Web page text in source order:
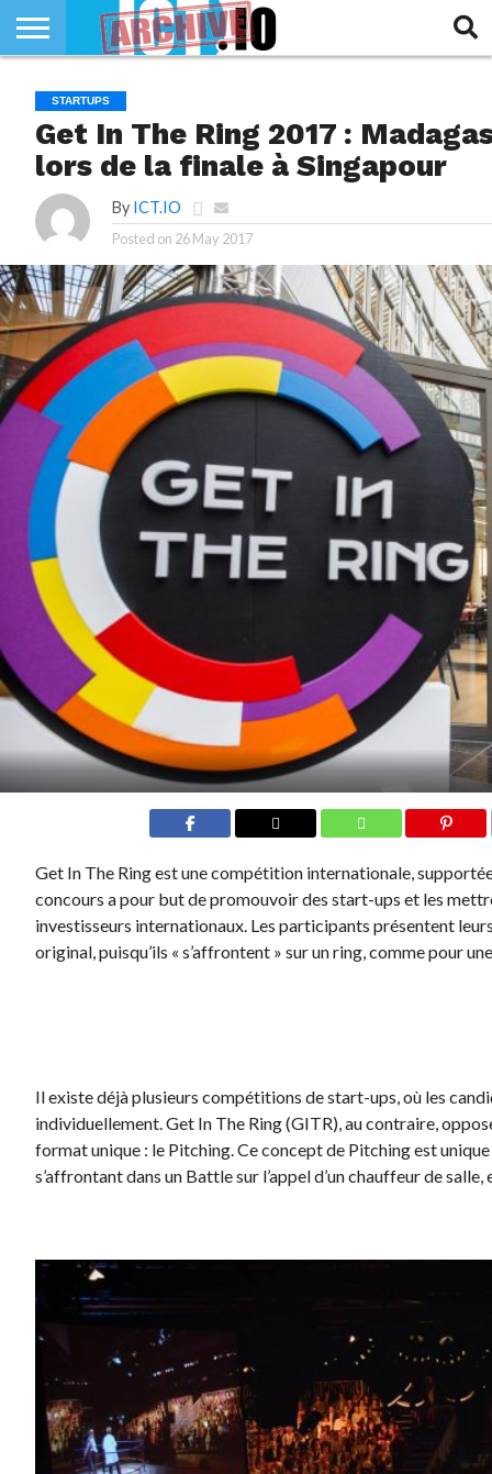
SECTEUR
TECH
LIFE
RUBRIQUES
STARTUPS
Get In The Ring 2017 :
lors de la finale à Singapour
By ICT.IO
Posted on 26 May 2017
Get In The Ring est une compétition internationale,
concours a pour but de promouvoir des start-ups et les
investisseurs internationaux. Les participants présentent
original, puisqu’ils « s’affrontent » sur un ring, comme pour
Il existe déjà plusieurs compétitions de start-ups, où les
individuellement. Get In The Ring (GITR), au contraire,
format unique : le Pitching. Ce concept de Pitching est
s’affrontant dans un Battle sur l’appel d’un chauffeur de